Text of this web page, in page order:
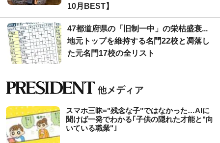
10月BEST】
47都道府県の「旧制一中」の栄枯盛衰...
地元トップを維持する名門22校と凋落し
た元名門17校の全リスト
スマホ三昧="残念な子"ではなかった…AIに
聞けば一発でわかる｢子供の隠れた才能と"向
いている職業"｣